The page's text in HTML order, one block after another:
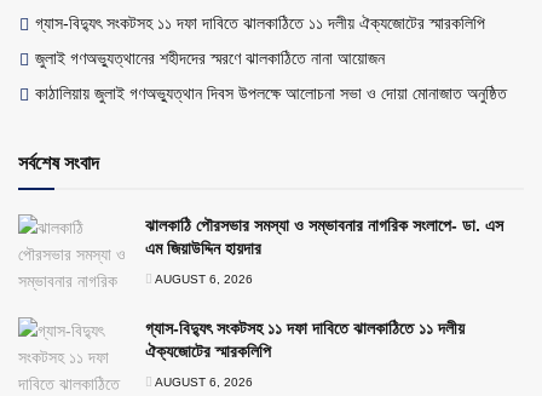
গ্যাস-বিদ্যুৎ সংকটসহ ১১ দফা দাবিতে ঝালকাঠিতে ১১ দলীয় ঐক্যজোটের স্মারকলিপি
জুলাই গণঅভ্যুত্থানের শহীদদের স্মরণে ঝালকাঠিতে নানা আয়োজন
কাঠালিয়ায় জুলাই গণঅভ্যুত্থান দিবস উপলক্ষে আলোচনা সভা ও দোয়া মোনাজাত অনুষ্ঠিত
সর্বশেষ সংবাদ
ঝালকাঠি পৌরসভার সমস্যা ও সম্ভাবনার নাগরিক সংলাপে- ডা. এস
এম জিয়াউদ্দিন হায়দার
AUGUST 6, 2026
গ্যাস-বিদ্যুৎ সংকটসহ ১১ দফা দাবিতে ঝালকাঠিতে ১১ দলীয়
ঐক্যজোটের স্মারকলিপি
AUGUST 6, 2026